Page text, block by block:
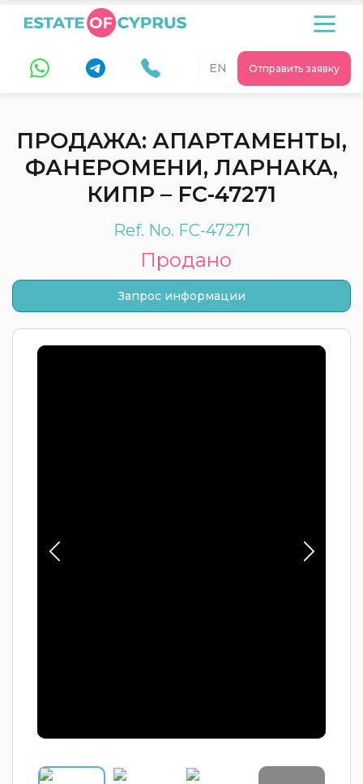
Отправить заявку
EN
ПРОДАЖА: АПАРТАМЕНТЫ,
ФАНЕРОМЕНИ, ЛАРНАКА,
КИПР – FC-47271
Ref. No. FC-47271
Продано
Запрос информации